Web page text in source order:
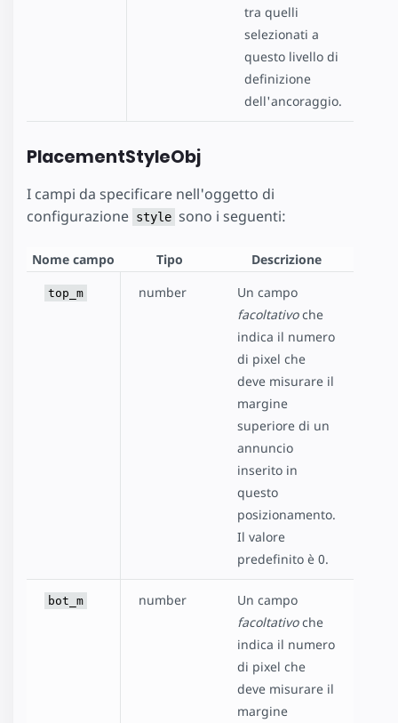
tra quelli
selezionati a
questo livello di
definizione
dell'ancoraggio.
PlacementStyleObj
I campi da specificare nell'oggetto di
configurazione style sono i seguenti:
Nome campo Tipo Descrizione
top_m number
Un campo
facoltativoche
indica il numero
di pixel che
deve misurare il
margine
superiore di un
annuncio
inserito in
questo
posizionamento.
Il valore
predefinito è 0.
bot_m number
Un campo
facoltativoche
indica il numero
di pixel che
deve misurare il
margine